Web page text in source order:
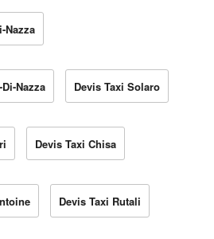
Nazza
Nazza Devis Taxi Solaro
Devis Taxi Chisa
Devis Taxi Rutali